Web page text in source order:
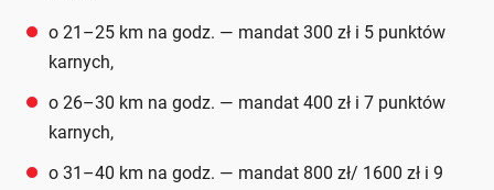
o 21–25 km na godz. — mandat 300 zł i 5 punktów
karnych,
o 26–30 km na godz. — mandat 400 zł i 7 punktów
karnych,
o 31–40 km na godz. — mandat 800 zł/ 1600 zł i 9